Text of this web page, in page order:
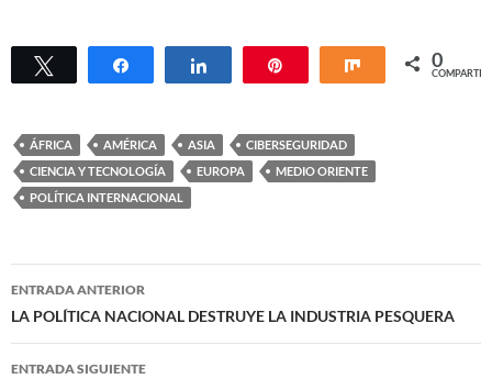
Twittear Compartir Compartir Compartir
0
COMPARTIR
ÁFRICA AMÉRICA ASIA
CIBERSEGURIDAD
CIENCIA Y TECNOLOGÍA
EUROPA
MEDIO ORIENTE
POLÍTICA INTERNACIONAL
Navegación
de
entradas
ENTRADA ANTERIOR
LA POLÍTICA NACIONAL DESTRUYE LA INDUSTRIA PESQUERA
ENTRADA SIGUIENTE